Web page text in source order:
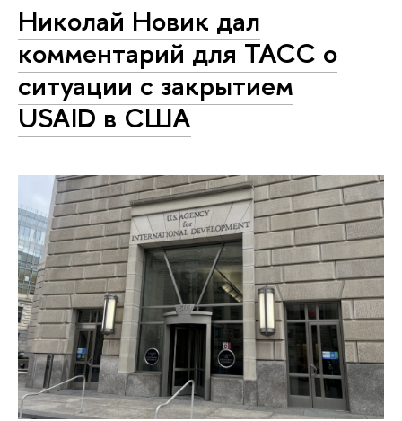
Николай Новик дал
комментарий для ТАСС о
ситуации с закрытием
USAID в США